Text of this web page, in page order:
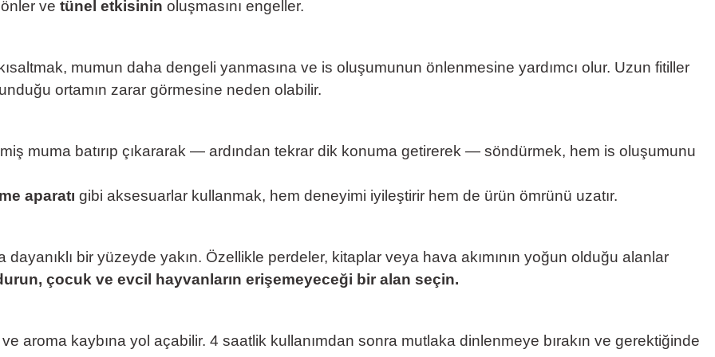
ve tünel etkisinin oluşmasını engeller.
mumun daha dengeli yanmasına ve is oluşumunun önlenmesine yardımcı olur. Uzun fitiller
ortamın zarar görmesine neden olabilir.
muma batırıp çıkararak — ardından tekrar dik konuma getirerek — söndürmek, hem is oluşumunu
aparatı gibi aksesuarlar kullanmak, hem deneyimi iyileştirir hem de ürün ömrünü uzatır.
dayanıklı bir yüzeyde yakın. Özellikle perdeler, kitaplar veya hava akımının yoğun olduğu alanlar
çocuk ve evcil hayvanların erişemeyeceği bir alan seçin.
aroma kaybına yol açabilir. 4 saatlik kullanımdan sonra mutlaka dinlenmeye bırakın ve gerektiğinde